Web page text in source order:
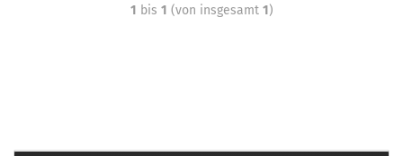
1 bis 1 (von insgesamt 1)